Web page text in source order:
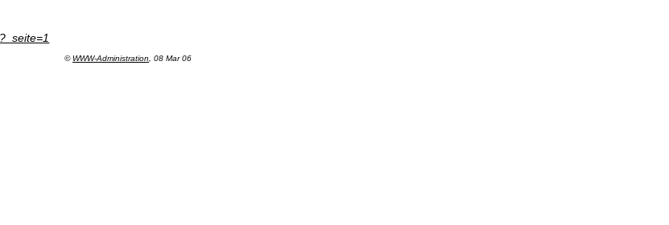
©WWW-Administration , 08 Mar 06